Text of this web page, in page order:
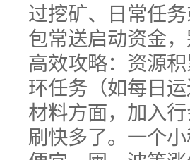
过挖矿、日常任
包常送启动资金
高效攻略：资源
环任务（如每日
材料方面，加入
刷快多了。一个